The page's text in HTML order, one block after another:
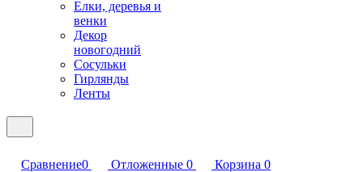
Елки, деревья и
венки
Декор
новогодний
Сосульки
Гирлянды
Ленты
Сравнение0 Отложенные 0 Корзина 0